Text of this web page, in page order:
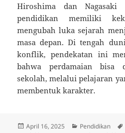
Hiroshima dan
pendidikan memiliki
mengubah luka sejarah
masa depan. Di tengah
konflik, pendekatan ini
bahwa perdamaian bisa
sekolah, melalui pelajaran
membentuk karakter.
Posted
April 16, 2025 Categories
Pendidikan